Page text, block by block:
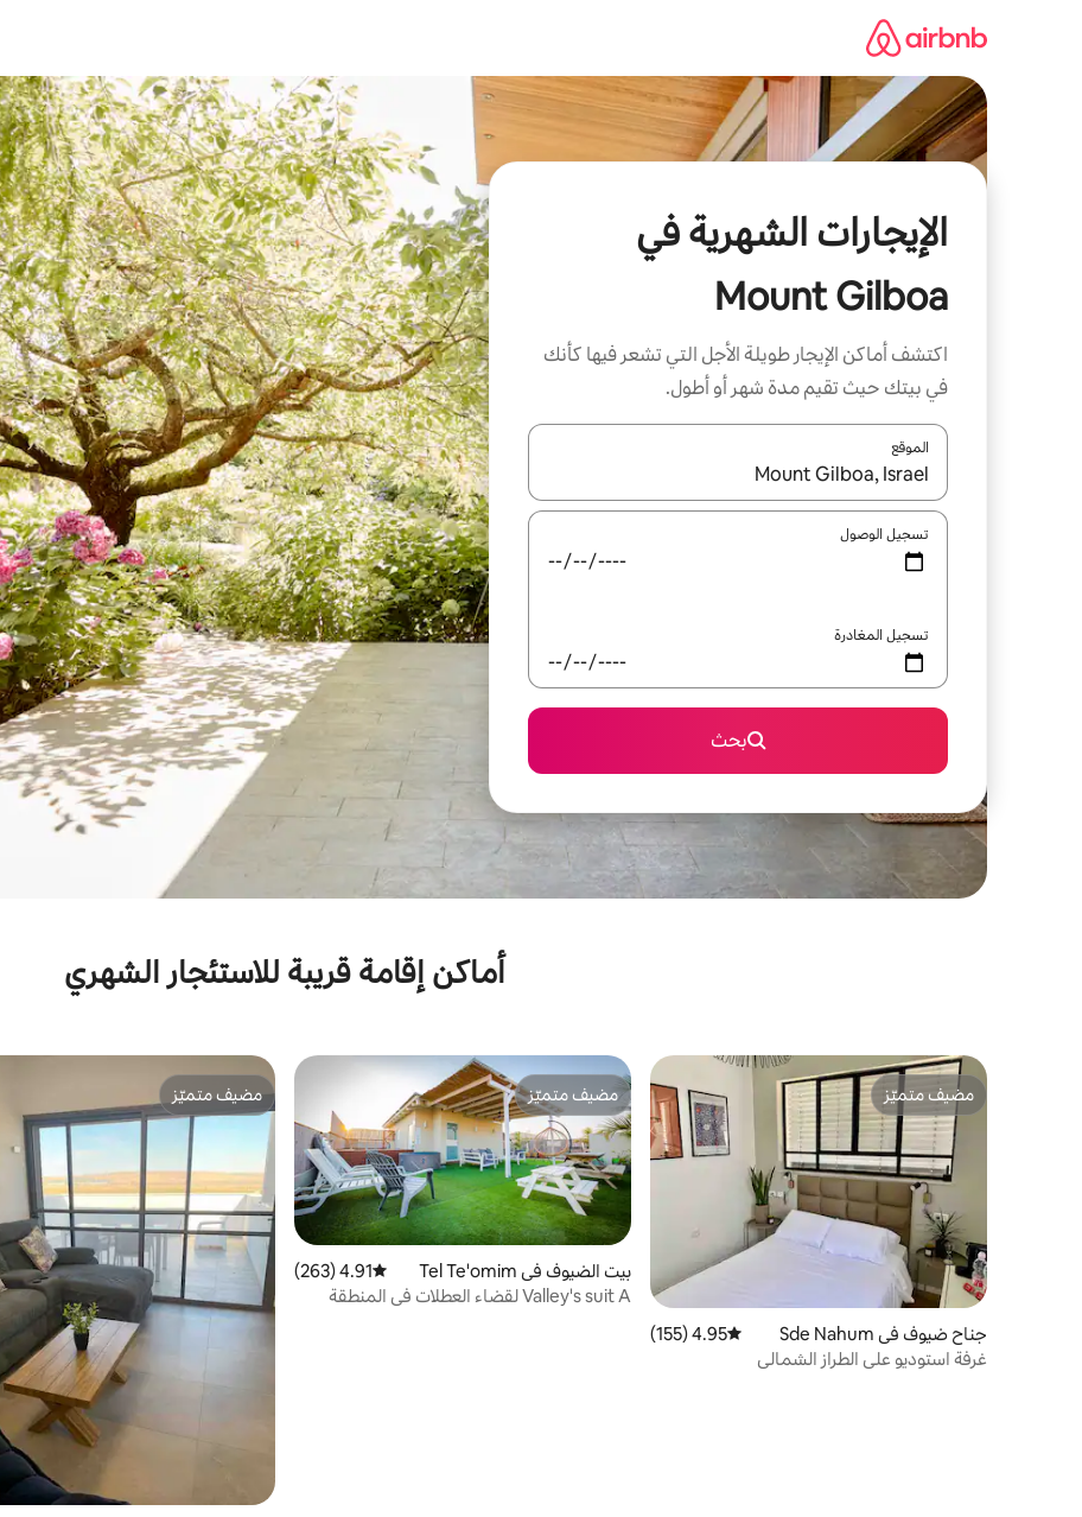
الإيجارات الشهرية في
Mount Gilboa
اكتشف أماكن الإيجار طويلة الأجل التي تشعر فيها كأنك
في بيتك حيث تقيم مدة شهر أو أطول.
الموقع
عند توفر النتائج، انتقل باستخدام السهمين لأعلى ولأسفل أو استكشف عن طريق اللمس أو السحب.
تسجيل الوصول
تسجيل المغادرة
بحث
أماكن إقامة قريبة للاستئجار الشهري
مضيف متميّز
مضيف متميّز
جناح ضيوف في Sde Nahum متوسط التقييم 4.95 من 5، 155 مراجعات
4.95 (155)
غرفة استوديو على الطراز الشمالي
مضيف متميّز
مضيف متميّز
بيت الضيوف في Tel Te'omim متوسط التقييم 4.91 من 5، 263 مراجعات
4.91 (263)
Valley's suit A لقضاء العطلات في المنطقة
مضيف متميّز
مضيف متميّز